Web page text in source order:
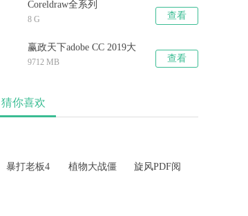
Coreldraw全系列
8 G 查看
赢政天下adobe CC 2019大
师版
9712 MB 查看
猜你喜欢
暴打老板4
植物大战僵
旋风PDF阅